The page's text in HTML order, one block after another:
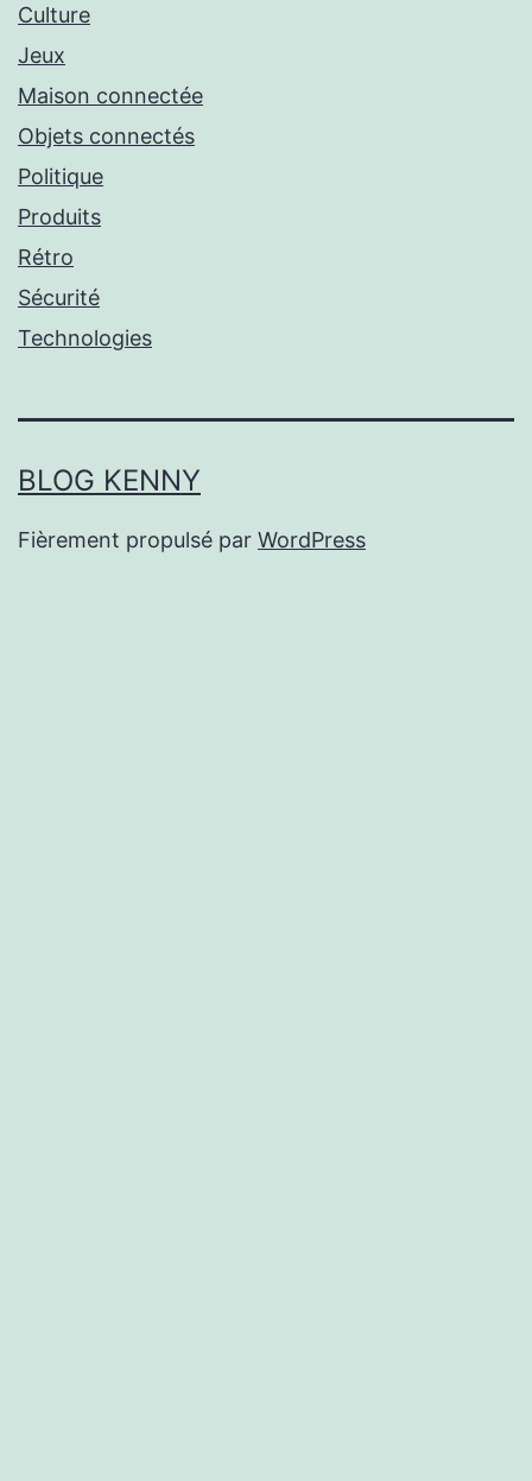
Culture
Jeux
Maison connectée
Objets connectés
Politique
Produits
Rétro
Sécurité
Technologies
BLOG KENNY
Fièrement propulsé par WordPress